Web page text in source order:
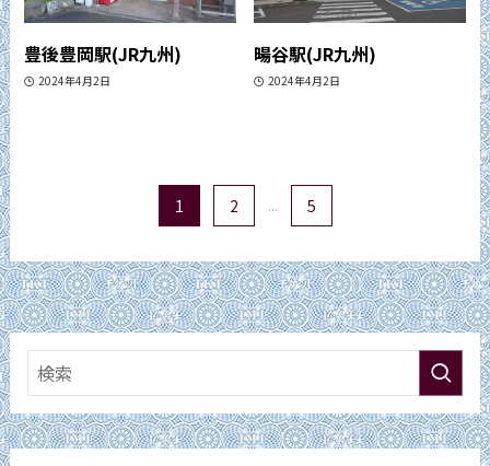
豊後豊岡駅(JR九州)
2024年4月2日
暘谷駅(JR九州)
2024年4月2日
1 2 ... 5